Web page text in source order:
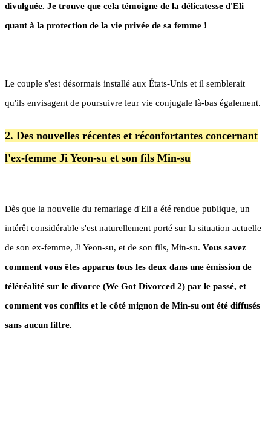
divulguée. Je trouve que cela témoigne de la délicatesse d'Eli
quant à la protection de la vie privée de sa femme !
Le couple s'est désormais installé aux États-Unis et il semblerait
qu'ils envisagent de poursuivre leur vie conjugale là-bas également.
2. Des nouvelles récentes et réconfortantes concernant
l'ex-femme Ji Yeon-su et son fils Min-su
Dès que la nouvelle du remariage d'Eli a été rendue publique, un
intérêt considérable s'est naturellement porté sur la situation actuelle
de son ex-femme, Ji Yeon-su, et de son fils, Min-su. Vous savez
comment vous êtes apparus tous les deux dans une émission de
téléréalité sur le divorce (We Got Divorced 2) par le passé, et
comment vos conflits et le côté mignon de Min-su ont été diffusés
sans aucun filtre.